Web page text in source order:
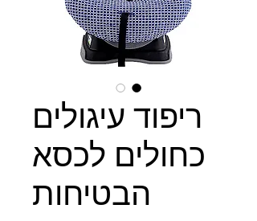
ריפוד עיגולים
כחולים לכסא
הבטיחות